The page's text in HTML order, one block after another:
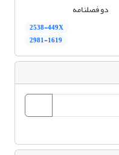
دو فصلنامه
2538-449X
2981-1619